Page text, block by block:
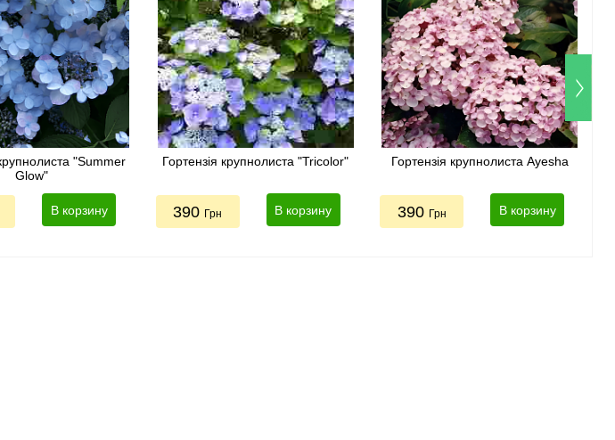
"Summer
Glow"
В корзину
Гортензія крупнолиста "Tricolor"
390 Грн В корзину
Гортензія крупнолиста Ayesha
390 Грн В корзину